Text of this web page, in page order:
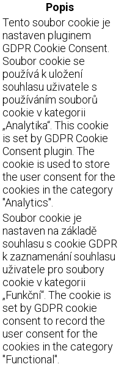
Popis
Tento soubor cookie je
nastaven pluginem
GDPR Cookie Consent.
Soubor cookie se
používá k uložení
souhlasu uživatele s
používáním souborů
cookie v kategorii
„Analytika“. This cookie
is set by GDPR Cookie
Consent plugin. The
cookie is used to store
the user consent for the
cookies in the category
"Analytics".
Soubor cookie je
nastaven na základě
souhlasu s cookie GDPR
k zaznamenání souhlasu
uživatele pro soubory
cookie v kategorii
„Funkční“. The cookie is
set by GDPR cookie
consent to record the
user consent for the
cookies in the category
"Functional".